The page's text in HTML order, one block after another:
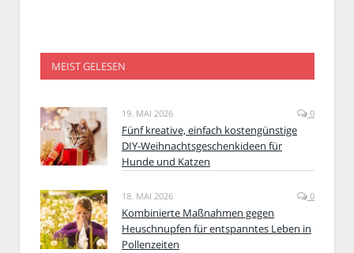
MEIST GELESEN
19. MAI 2026 0
Fünf kreative, einfach kostengünstige
DIY-Weihnachtsgeschenkideen für
Hunde und Katzen
18. MAI 2026 0
Kombinierte Maßnahmen gegen
Heuschnupfen für entspanntes Leben in
Pollenzeiten